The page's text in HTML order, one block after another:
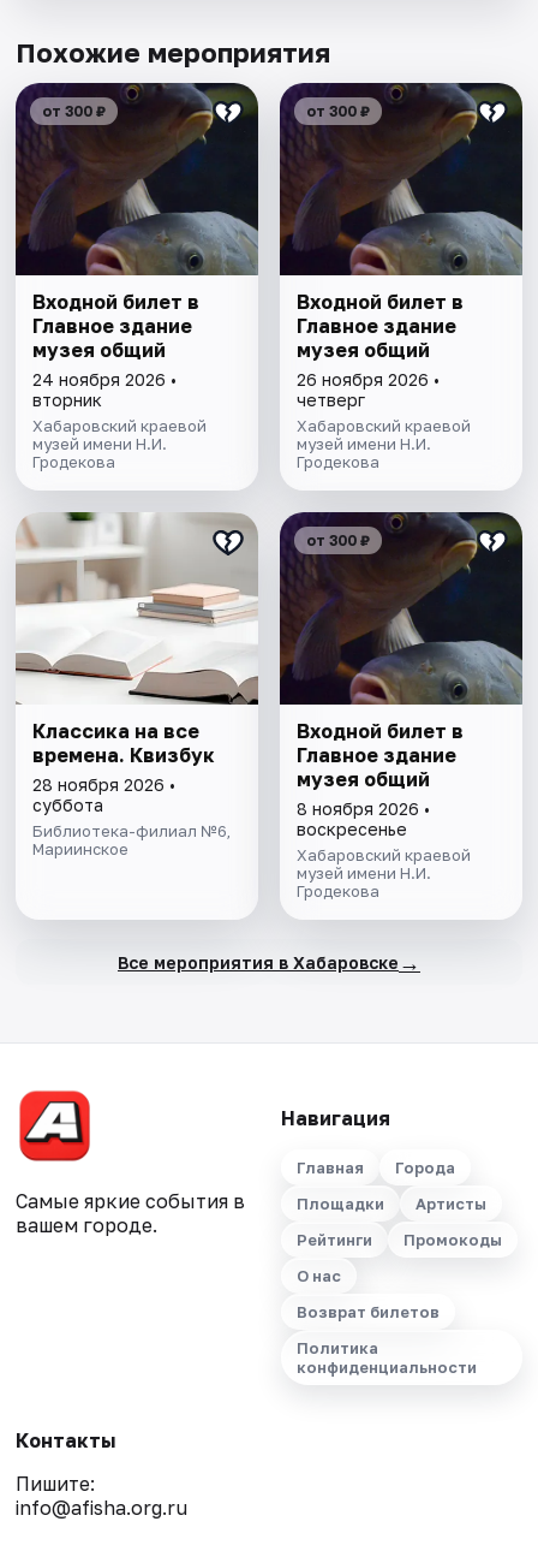
Похожие мероприятия
от 300 ₽
Входной билет в
Главное здание
музея общий
24 ноября 2026 •
вторник
Хабаровский краевой
музей имени Н.И.
Гродекова
от 300 ₽
Входной билет в
Главное здание
музея общий
26 ноября 2026 •
четверг
Хабаровский краевой
музей имени Н.И.
Гродекова
Классика на все
времена. Квизбук
28 ноября 2026 •
суббота
Библиотека-филиал №6,
Мариинское
от 300 ₽
Входной билет в
Главное здание
музея общий
8 ноября 2026 •
воскресенье
Хабаровский краевой
музей имени Н.И.
Гродекова
Все мероприятия в Хабаровске →
Самые яркие события в
вашем городе.
Навигация
Главная
Города
Площадки
Артисты
Рейтинги
Промокоды
О нас
Возврат билетов
Политика
конфиденциальности
Контакты
Пишите:
info@afisha.org.ru